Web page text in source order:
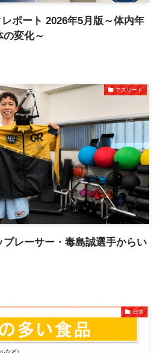
ポート 2026年5月版～体内年
変化～
アスリート
レーサー・毒島誠選手からい
日常